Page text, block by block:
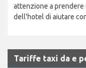
attenzione a prendere
dell'hotel di aiutare
Tariffe taxi da e